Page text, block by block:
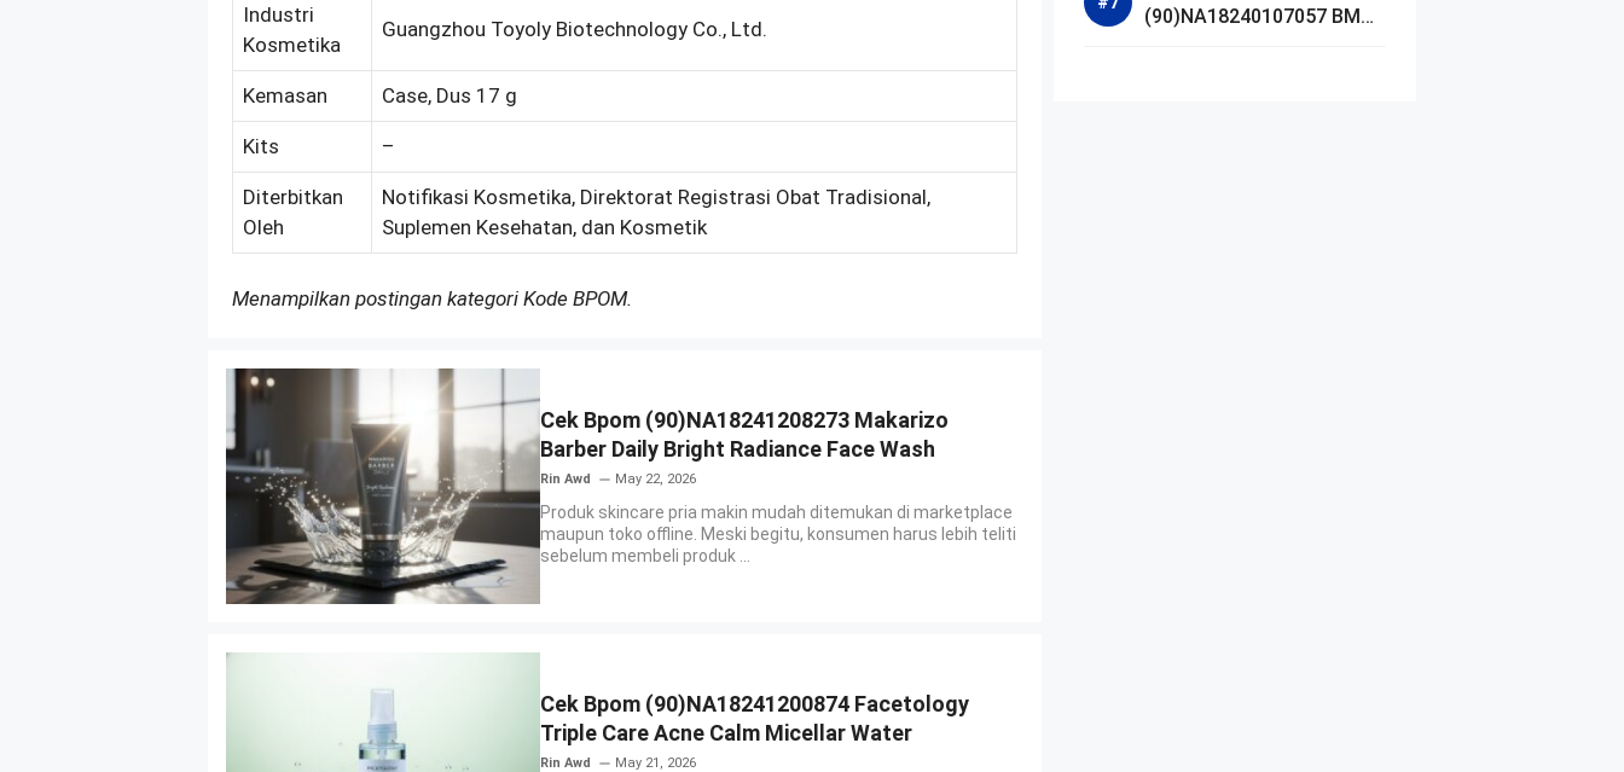
Industri
Kosmetika
Guangzhou Toyoly Biotechnology Co., Ltd.
Kemasan Case, Dus 17 g
Kits –
Diterbitkan
Oleh
Notifikasi Kosmetika, Direktorat Registrasi Obat Tradisional,
Suplemen Kesehatan, dan Kosmetik
Menampilkan postingan kategori Kode BPOM.
Cek Bpom (90)NA18241208273 Makarizo
Barber Daily Bright Radiance Face Wash
Rin Awd May 22, 2026
Produk skincare pria makin mudah ditemukan di marketplace
maupun toko offline. Meski begitu, konsumen harus lebih teliti
sebelum membeli produk ...
Cek Bpom (90)NA18241200874 Facetology
Triple Care Acne Calm Micellar Water
Rin Awd May 21, 2026
(90)NA18240107057 BMG